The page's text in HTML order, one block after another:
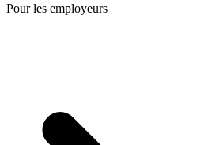
Pour les employeurs